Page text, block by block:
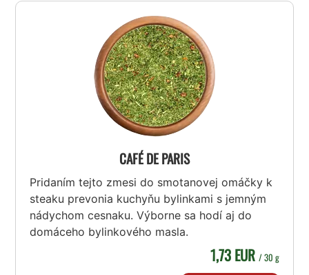
CAFÉ DE PARIS
Pridaním tejto zmesi do smotanovej omáčky k
steaku prevonia kuchyňu bylinkami s jemným
nádychom cesnaku. Výborne sa hodí aj do
domáceho bylinkového masla.
1,73 EUR / 30 g